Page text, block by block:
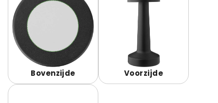
Bovenzijde Voorzijde